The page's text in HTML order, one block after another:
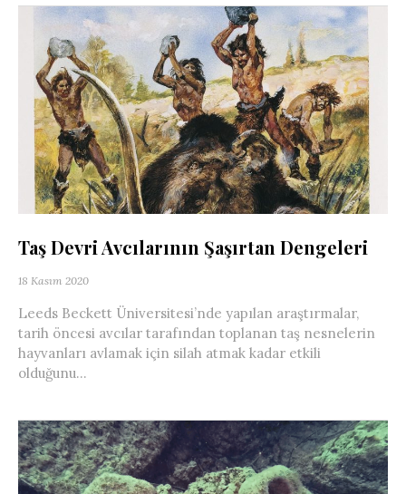
Taş Devri Avcılarının Şaşırtan Dengeleri
18 Kasım 2020
Leeds Beckett Üniversitesi’nde yapılan araştırmalar,
tarih öncesi avcılar tarafından toplanan taş nesnelerin
hayvanları avlamak için silah atmak kadar etkili
olduğunu...